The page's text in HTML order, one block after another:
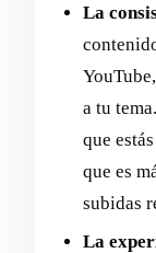
La
a tu
que
que es
subidas
La